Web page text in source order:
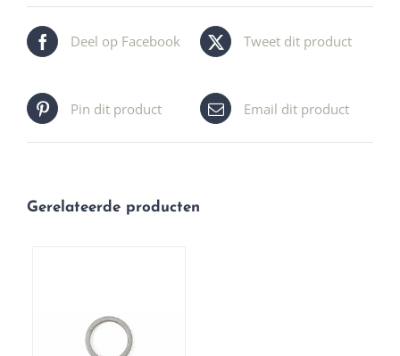
Deel op Facebook Tweet dit product
Pin dit product Email dit product
Gerelateerde producten